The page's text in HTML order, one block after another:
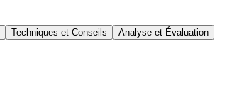
Techniques et Conseils Analyse et Évaluation